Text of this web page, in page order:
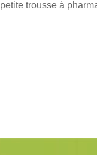
trousse à